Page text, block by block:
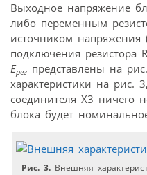
Выходное напряжение
либо переменным
источником напряжения
подключения резистора R
Ерег представлены на
характеристики на рис.
соединителя Х3 ничего
блока будет
Рис. 3. Внешняя